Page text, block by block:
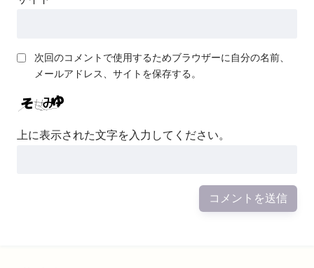
次回のコメントで使用するためブラウザーに自分の名前、
メールアドレス、サイトを保存する。
上に表示された文字を入力してください。